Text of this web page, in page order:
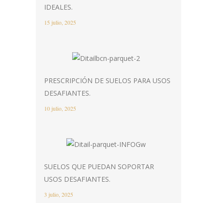
IDEALES.
15 julio, 2025
PRESCRIPCIÓN DE SUELOS PARA USOS
DESAFIANTES.
10 julio, 2025
SUELOS QUE PUEDAN SOPORTAR
USOS DESAFIANTES.
3 julio, 2025